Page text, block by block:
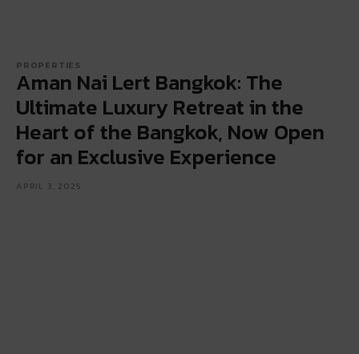
PROPERTIES
Aman Nai Lert Bangkok: The
Ultimate Luxury Retreat in the
Heart of the Bangkok, Now Open
for an Exclusive Experience
APRIL 3, 2025